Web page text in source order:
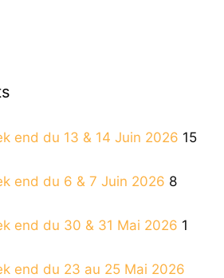
end du 13 & 14 Juin 2026 15
end du 6 & 7 Juin 2026 8
end du 30 & 31 Mai 2026 1
end du 23 au 25 Mai 2026